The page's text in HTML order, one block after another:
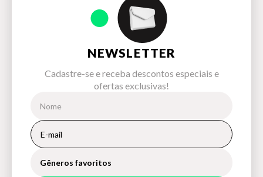
NEWSLETTER
Cadastre-se e receba descontos especiais e
ofertas exclusivas!
Gêneros favoritos